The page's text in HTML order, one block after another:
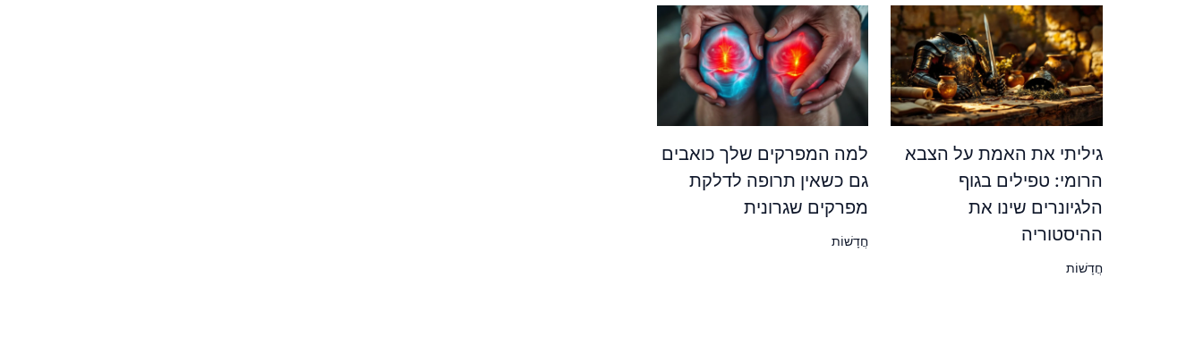
גיליתי את האמת על הצבא
הרומי: טפילים בגוף
הלגיונרים שינו את
ההיסטוריה
חֲדָשׁוֹת
למה המפרקים שלך כואבים
גם כשאין תרופה לדלקת
מפרקים שגרונית
חֲדָשׁוֹת